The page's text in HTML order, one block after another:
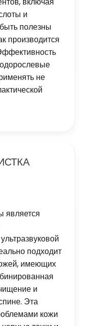
и
полезны
производится
не
является
подходит
имеющих
и
Эта
кожи